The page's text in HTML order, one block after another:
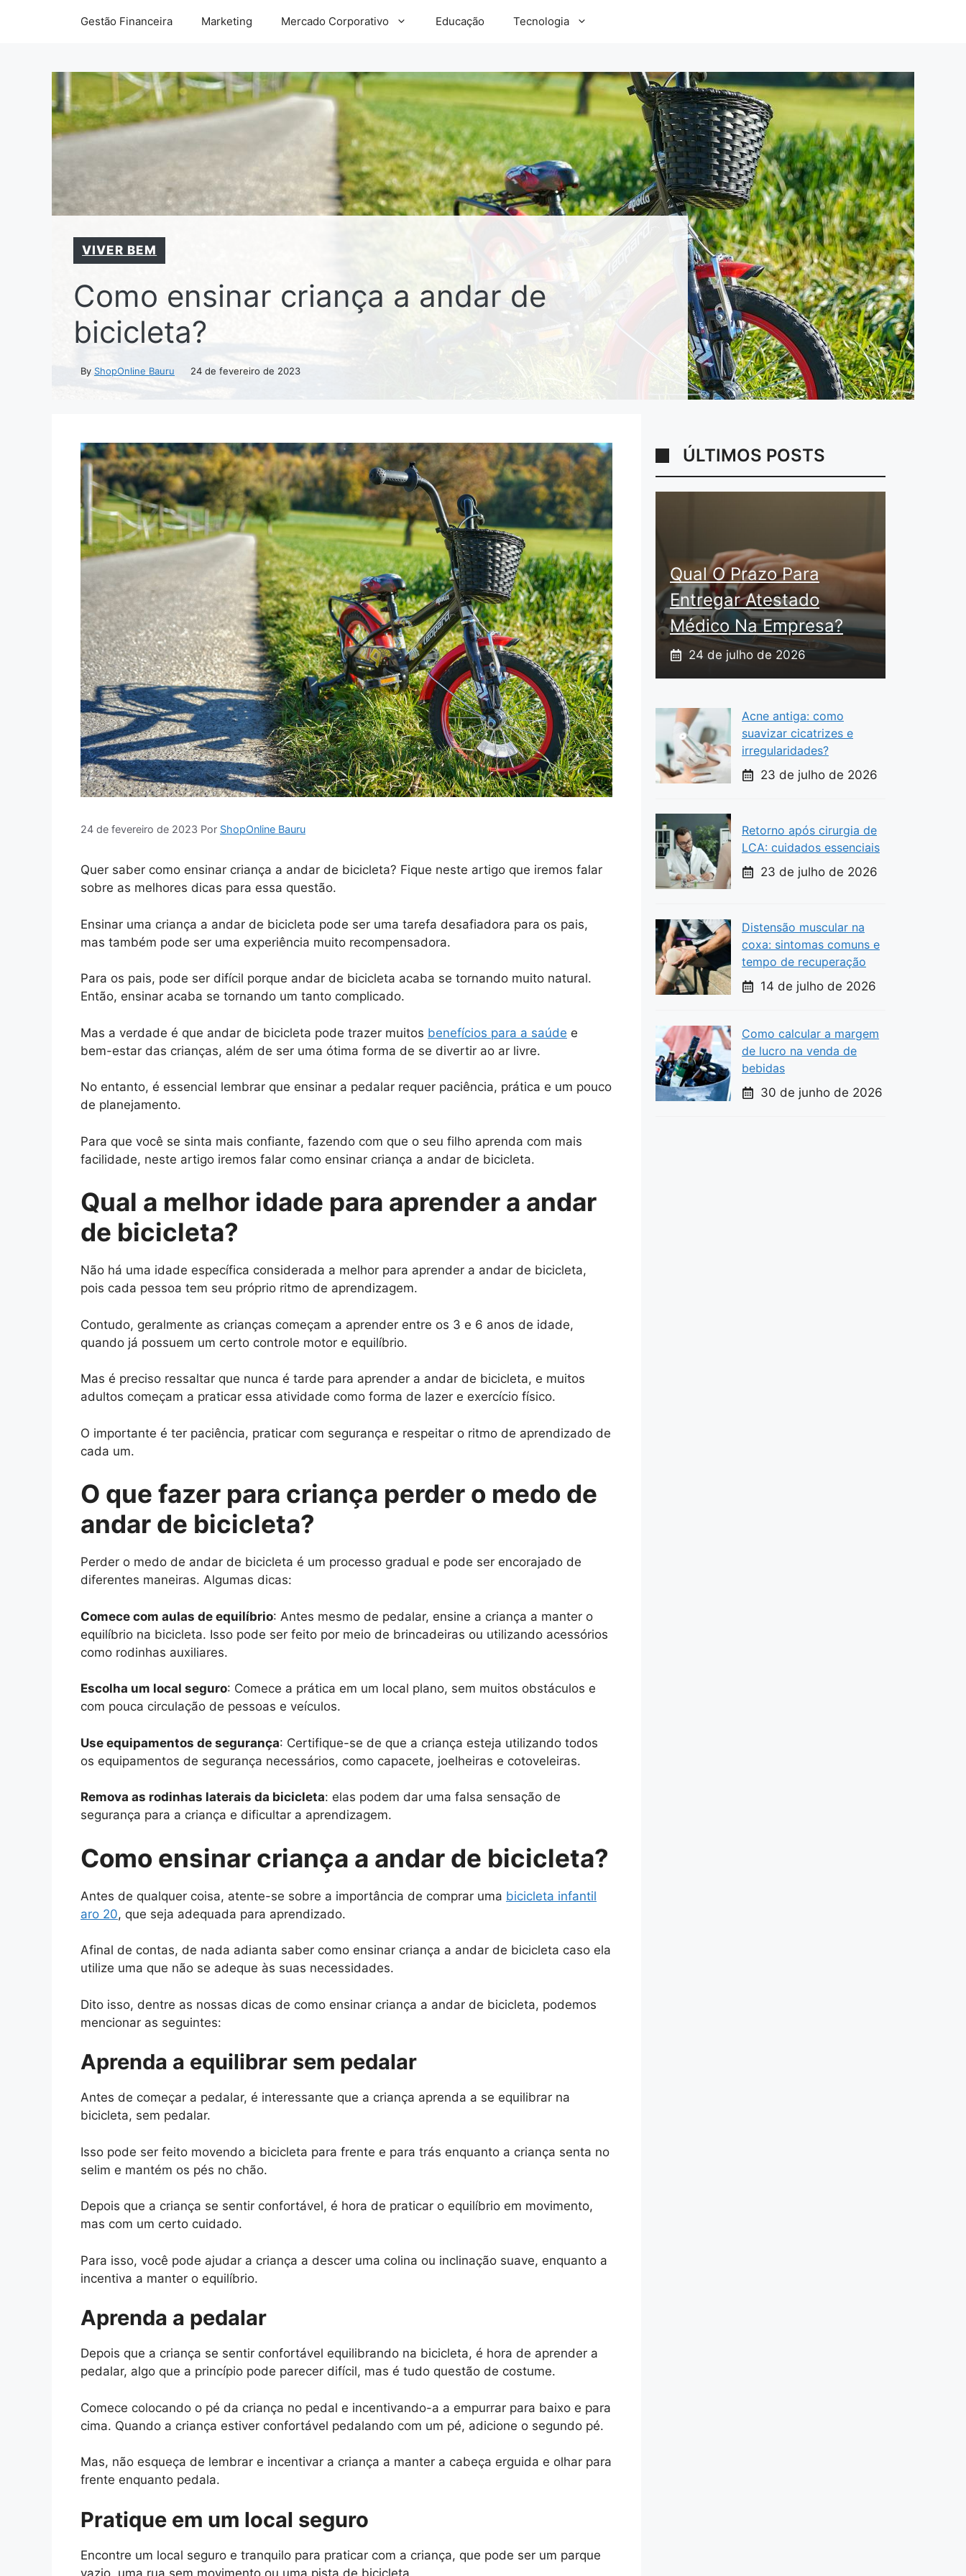
Gestão Financeira Marketing Mercado Corporativo Educação Tecnologia
VIVER BEM
Como ensinar criança a andar de
bicicleta?
By ShopOnline Bauru 24 de fevereiro de 2023
24 de fevereiro de 2023 Por ShopOnline Bauru
Quer saber como ensinar criança a andar de bicicleta? Fique neste artigo que iremos falar
sobre as melhores dicas para essa questão.
Ensinar uma criança a andar de bicicleta pode ser uma tarefa desafiadora para os pais,
mas também pode ser uma experiência muito recompensadora.
Para os pais, pode ser difícil porque andar de bicicleta acaba se tornando muito natural.
Então, ensinar acaba se tornando um tanto complicado.
Mas a verdade é que andar de bicicleta pode trazer muitos benefícios para a saúde e
bem-estar das crianças, além de ser uma ótima forma de se divertir ao ar livre.
No entanto, é essencial lembrar que ensinar a pedalar requer paciência, prática e um pouco
de planejamento.
Para que você se sinta mais confiante, fazendo com que o seu filho aprenda com mais
facilidade, neste artigo iremos falar como ensinar criança a andar de bicicleta.
Qual a melhor idade para aprender a andar
de bicicleta?
Não há uma idade específica considerada a melhor para aprender a andar de bicicleta,
pois cada pessoa tem seu próprio ritmo de aprendizagem.
Contudo, geralmente as crianças começam a aprender entre os 3 e 6 anos de idade,
quando já possuem um certo controle motor e equilíbrio.
Mas é preciso ressaltar que nunca é tarde para aprender a andar de bicicleta, e muitos
adultos começam a praticar essa atividade como forma de lazer e exercício físico.
O importante é ter paciência, praticar com segurança e respeitar o ritmo de aprendizado de
cada um.
O que fazer para criança perder o medo de
andar de bicicleta?
Perder o medo de andar de bicicleta é um processo gradual e pode ser encorajado de
diferentes maneiras. Algumas dicas:
Comece com aulas de equilíbrio: Antes mesmo de pedalar, ensine a criança a manter o
equilíbrio na bicicleta. Isso pode ser feito por meio de brincadeiras ou utilizando acessórios
como rodinhas auxiliares.
Escolha um local seguro: Comece a prática em um local plano, sem muitos obstáculos e
com pouca circulação de pessoas e veículos.
Use equipamentos de segurança: Certifique-se de que a criança esteja utilizando todos
os equipamentos de segurança necessários, como capacete, joelheiras e cotoveleiras.
Remova as rodinhas laterais da bicicleta: elas podem dar uma falsa sensação de
segurança para a criança e dificultar a aprendizagem.
Como ensinar criança a andar de bicicleta?
Antes de qualquer coisa, atente-se sobre a importância de comprar uma bicicleta infantil
aro 20, que seja adequada para aprendizado.
Afinal de contas, de nada adianta saber como ensinar criança a andar de bicicleta caso ela
utilize uma que não se adeque às suas necessidades.
Dito isso, dentre as nossas dicas de como ensinar criança a andar de bicicleta, podemos
mencionar as seguintes:
Aprenda a equilibrar sem pedalar
Antes de começar a pedalar, é interessante que a criança aprenda a se equilibrar na
bicicleta, sem pedalar.
Isso pode ser feito movendo a bicicleta para frente e para trás enquanto a criança senta no
selim e mantém os pés no chão.
Depois que a criança se sentir confortável, é hora de praticar o equilíbrio em movimento,
mas com um certo cuidado.
Para isso, você pode ajudar a criança a descer uma colina ou inclinação suave, enquanto a
incentiva a manter o equilíbrio.
Aprenda a pedalar
Depois que a criança se sentir confortável equilibrando na bicicleta, é hora de aprender a
pedalar, algo que a princípio pode parecer difícil, mas é tudo questão de costume.
Comece colocando o pé da criança no pedal e incentivando-a a empurrar para baixo e para
cima. Quando a criança estiver confortável pedalando com um pé, adicione o segundo pé.
Mas, não esqueça de lembrar e incentivar a criança a manter a cabeça erguida e olhar para
frente enquanto pedala.
Pratique em um local seguro
Encontre um local seguro e tranquilo para praticar com a criança, que pode ser um parque
vazio, uma rua sem movimento ou uma pista de bicicleta.
ÚLTIMOS POSTS
Qual O Prazo Para
Entregar Atestado
Médico Na Empresa?
24 de julho de 2026
Acne antiga: como
suavizar cicatrizes e
irregularidades?
23 de julho de 2026
Retorno após cirurgia de
LCA: cuidados essenciais
23 de julho de 2026
Distensão muscular na
coxa: sintomas comuns e
tempo de recuperação
14 de julho de 2026
Como calcular a margem
de lucro na venda de
bebidas
30 de junho de 2026